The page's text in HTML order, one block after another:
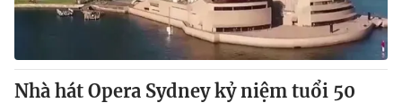
Vươn mình bằng AI
VTV9 VTV8
Nhà hát Opera Sydney kỷ niệm tuổi 50